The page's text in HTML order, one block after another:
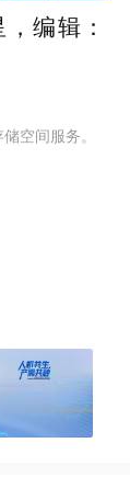
编辑：
空间服务。